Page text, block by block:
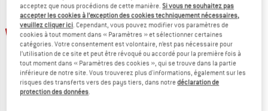
Jusqu'à -45 % -20 %
acceptez que nous procédions de cette manière.Si vous ne souhaitez pas
accepter les cookies à l’exception des cookies techniquement nécessaires,
veuillez cliquer ici. Cependant, vous pouvez modifier vos paramètres de
cookies à tout moment dans « Paramètres » et sélectionner certaines
catégories. Votre consentement est volontaire, n’est pas nécessaire pour
l’utilisation de ce site et peut être révoqué ou accordé pour la première fois à
tout moment dans « Paramètres des cookies », qui se trouve dans la partie
inférieure de notre site. Vous trouverez plus d'informations, également sur les
risques des transferts vers des pays tiers, dans notredéclaration de
protection des données.